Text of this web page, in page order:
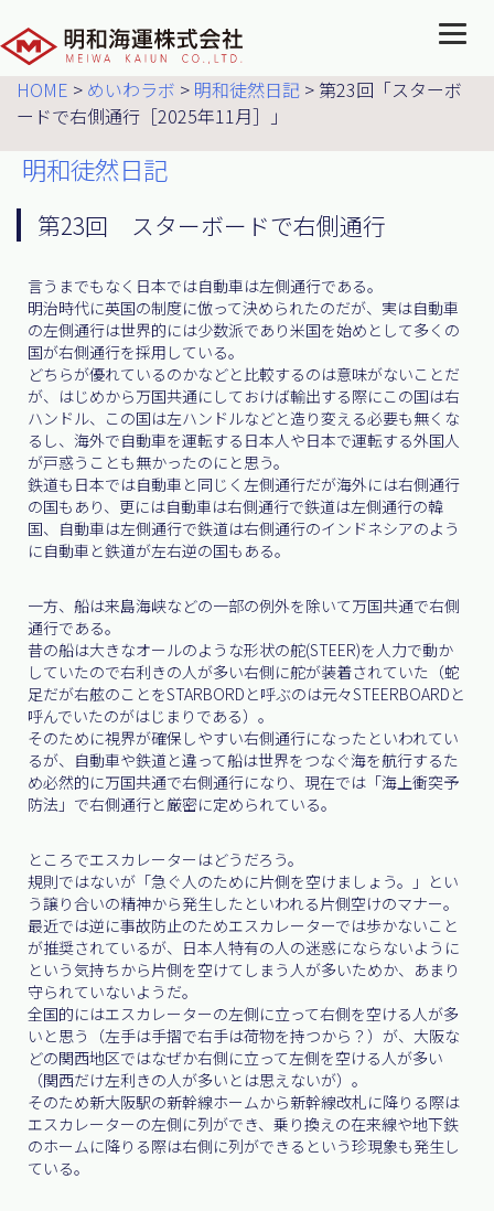
HOME > めいわラボ > 明和徒然日記 > 第23回「スターボ
ードで右側通行［2025年11月］」
明和徒然日記
第23回 スターボードで右側通行
言うまでもなく日本では自動車は左側通行である。
明治時代に英国の制度に倣って決められたのだが、実は自動車
の左側通行は世界的には少数派であり米国を始めとして多くの
国が右側通行を採用している。
どちらが優れているのかなどと比較するのは意味がないことだ
が、はじめから万国共通にしておけば輸出する際にこの国は右
ハンドル、この国は左ハンドルなどと造り変える必要も無くな
るし、海外で自動車を運転する日本人や日本で運転する外国人
が戸惑うことも無かったのにと思う。
鉄道も日本では自動車と同じく左側通行だが海外には右側通行
の国もあり、更には自動車は右側通行で鉄道は左側通行の韓
国、自動車は左側通行で鉄道は右側通行のインドネシアのよう
に自動車と鉄道が左右逆の国もある。
一方、船は来島海峡などの一部の例外を除いて万国共通で右側
通行である。
昔の船は大きなオールのような形状の舵(STEER)を人力で動か
していたので右利きの人が多い右側に舵が装着されていた（蛇
足だが右舷のことをSTARBORDと呼ぶのは元々STEERBOARDと
呼んでいたのがはじまりである）。
そのために視界が確保しやすい右側通行になったといわれてい
るが、自動車や鉄道と違って船は世界をつなぐ海を航行するた
め必然的に万国共通で右側通行になり、現在では「海上衝突予
防法」で右側通行と厳密に定められている。
ところでエスカレーターはどうだろう。
規則ではないが「急ぐ人のために片側を空けましょう。」とい
う譲り合いの精神から発生したといわれる片側空けのマナー。
最近では逆に事故防止のためエスカレーターでは歩かないこと
が推奨されているが、日本人特有の人の迷惑にならないように
という気持ちから片側を空けてしまう人が多いためか、あまり
守られていないようだ。
全国的にはエスカレーターの左側に立って右側を空ける人が多
いと思う（左手は手摺で右手は荷物を持つから？）が、大阪な
どの関西地区ではなぜか右側に立って左側を空ける人が多い
（関西だけ左利きの人が多いとは思えないが）。
そのため新大阪駅の新幹線ホームから新幹線改札に降りる際は
エスカレーターの左側に列ができ、乗り換えの在来線や地下鉄
のホームに降りる際は右側に列ができるという珍現象も発生し
ている。